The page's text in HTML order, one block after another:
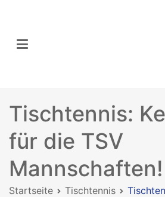
springen
Tischtennis:
für die TSV
Mannschaften!
Startseite Tischtennis